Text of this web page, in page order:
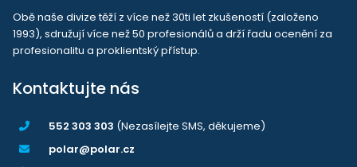
Obě naše divize těží z více než 30ti let zkušeností (založeno
1993), sdružují více než 50 profesionálů a drží řadu ocenění za
profesionalitu a proklientský přístup.
Kontaktujte nás
552 303 303 (Nezasílejte SMS, děkujeme)
polar@polar.cz